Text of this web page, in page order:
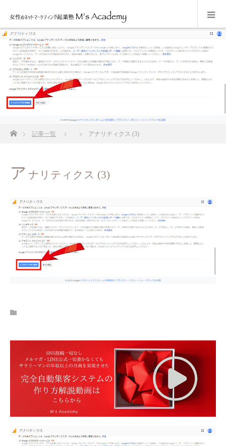
ホーム記事一覧 アナリティクス (3)
ア ナリティクス (3)